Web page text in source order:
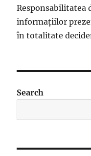
Responsabilitatea
informațiilor
în totalitate
Search